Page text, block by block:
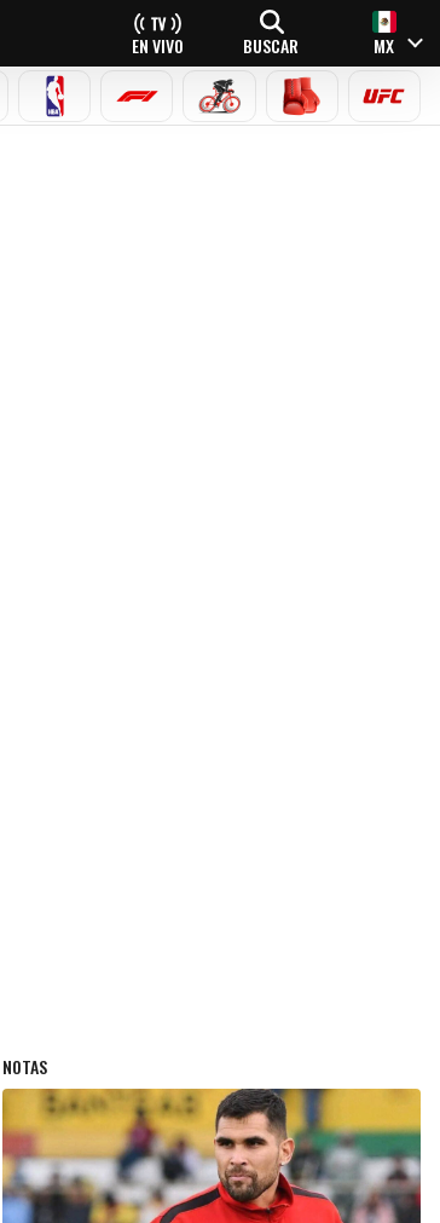
EN VIVO BUSCAR MX
NBA FÓRMULA 1CICLISMOBOXEO UFC
NOTAS